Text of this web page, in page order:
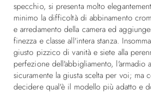
specchio, si presenta molto
minimo la difficoltà di abbinamento
e arredamento della camera ed
finezza e classe all'intera stanza.
giusto pizzico di vanità e siete alla
perfezione dell'abbigliamento, l'armadio
sicuramente la giusta scelta per voi; ma
decidere qual'è il modello più adatto e